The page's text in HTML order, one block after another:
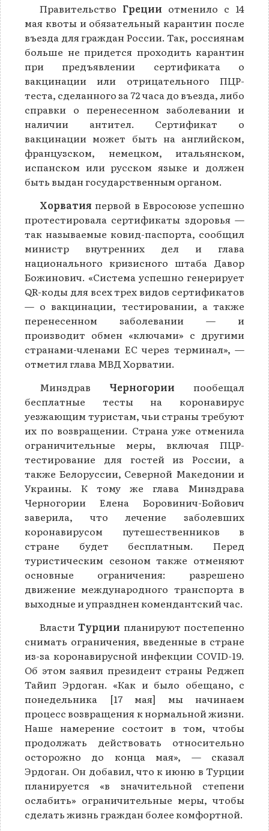
Правительство Греции отменило с 14
мая квоты и обязательный карантин после
въезда для граждан России. Так, россиянам
больше не придется проходить карантин
при предъявлении сертификата о
вакцинации или отрицательного ПЦР-
теста, сделанного за 72 часа до въезда, либо
справки о перенесенном заболевании и
наличии антител. Сертификат о
вакцинации может быть на английском,
французском, немецком, итальянском,
испанском или русском языке и должен
быть выдан государственным органом.
Хорватия первой в Евросоюзе успешно
протестировала сертификаты здоровья —
так называемые ковид-паспорта, сообщил
министр внутренних дел и глава
национального кризисного штаба Давор
Божинович. «Система успешно генерирует
QR-коды для всех трех видов сертификатов
— о вакцинации, тестировании, а также
перенесенном заболевании — и
производит обмен «ключами» с другими
странами-членами ЕС через терминал», —
отметил глава МВД Хорватии.
Минздрав Черногории пообещал
бесплатные тесты на коронавирус
уезжающим туристам, чьи страны требуют
их по возвращении. Страна уже отменила
ограничительные меры, включая ПЦР-
тестирование для гостей из России, а
также Белоруссии, Северной Македонии и
Украины. К тому же глава Минздрава
Черногории Елена Боровинич-Бойович
заверила, что лечение заболевших
коронавирусом путешественников в
стране будет бесплатным. Перед
туристическим сезоном также отменяют
основные ограничения: разрешено
движение международного транспорта в
выходные и упразднен комендантский час.
ВластиТурции планируют постепенно
снимать ограничения, введенные в стране
из-за коронавирусной инфекции COVID-19.
Об этом заявил президент страны Реджеп
Тайип Эрдоган. «Как и было обещано, с
понедельника [17 мая] мы начинаем
процесс возвращения к нормальной жизни.
Наше намерение состоит в том, чтобы
продолжать действовать относительно
осторожно до конца мая», — сказал
Эрдоган. Он добавил, что к июню в Турции
планируется «в значительной степени
ослабить» ограничительные меры, чтобы
сделать жизнь граждан более комфортной.